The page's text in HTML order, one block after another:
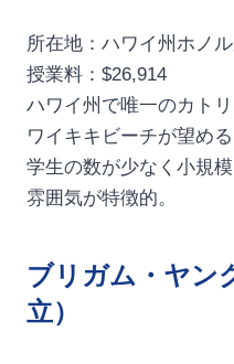
所在地：ハワイ州ホノ
授業料：$26,914
ハワイ州で唯一のカトリ
ワイキキビーチが望め
学生の数が少なく小規
雰囲気が特徴的。
ブリガム・ヤン
立）